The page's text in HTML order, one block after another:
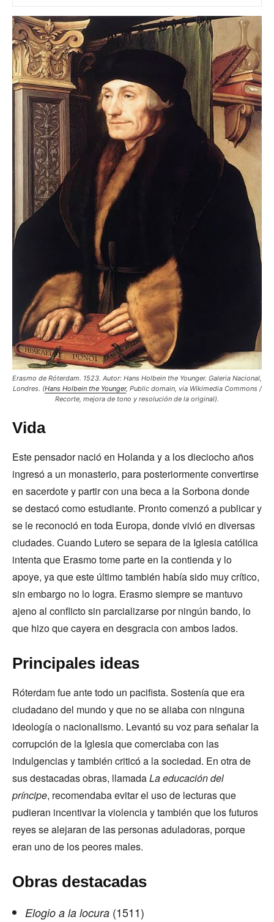
Erasmo de Róterdam. 1523. Autor: Hans Holbein the Younger. Galeria Nacional,
Londres. (Hans Holbein the Younger, Public domain, via Wikimedia Commons /
Recorte, mejora de tono y resolución de la original).
Vida
Este pensador nació en Holanda y a los dieciocho años
ingresó a un monasterio, para posteriormente convertirse
en sacerdote y partir con una beca a la Sorbona donde
se destacó como estudiante. Pronto comenzó a publicar y
se le reconoció en toda Europa, donde vivió en diversas
ciudades. Cuando Lutero se separa de la Iglesia católica
intenta que Erasmo tome parte en la contienda y lo
apoye, ya que este último también había sido muy crítico,
sin embargo no lo logra. Erasmo siempre se mantuvo
ajeno al conflicto sin parcializarse por ningún bando, lo
que hizo que cayera en desgracia con ambos lados.
Principales ideas
Róterdam fue ante todo un pacifista. Sostenía que era
ciudadano del mundo y que no se aliaba con ninguna
ideología o nacionalismo. Levantó su voz para señalar la
corrupción de la Iglesia que comerciaba con las
indulgencias y también criticó a la sociedad. En otra de
sus destacadas obras, llamadaLa educación del
príncipe, recomendaba evitar el uso de lecturas que
pudieran incentivar la violencia y también que los futuros
reyes se alejaran de las personas aduladoras, porque
eran uno de los peores males.
Obras destacadas
Elogio a la locura (1511)